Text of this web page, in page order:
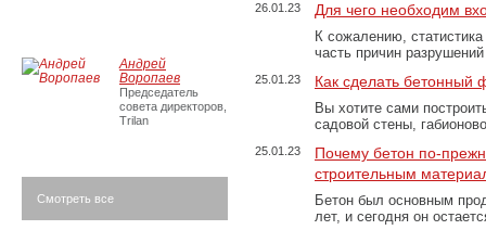
26.01.23 Для чего необходим
К сожалению,
часть причин
25.01.23 Как сделать бетонный
Вы хотите сами
садовой стены,
25.01.23
Почему бетон по-
строительным
Бетон был основным
лет, и сегодня он
Андрей
Воропаев
Председатель
совета директоров,
Trilan
Смотреть все